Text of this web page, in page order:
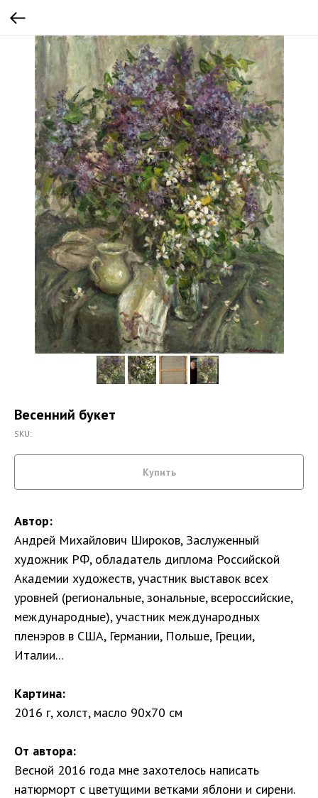
Весенний букет
SKU:
Купить
Автор:
Андрей Михайлович Широков, Заслуженный
художник РФ, обладатель диплома Российской
Академии художеств, участник выставок всех
уровней (региональные, зональные, всероссийские,
международные), участник международных
пленэров в США, Германии, Польше, Греции,
Италии...
Картина:
2016 г, холст, масло 90х70 см
От автора:
Весной 2016 года мне захотелось написать
натюрморт с цветущими ветками яблони и сирени.